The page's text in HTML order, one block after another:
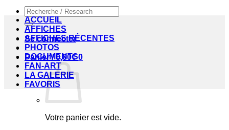
Recherche
pour :
Se connecter
Panier /0,00€ 0
Votre panier est vide.
ACCUEIL
AFFICHES
AFFICHES RÉCENTES
PHOTOS
DOCUMENTS
FAN-ART
LA GALERIE
FAVORIS